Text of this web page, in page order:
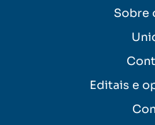
Sobre
Editais e